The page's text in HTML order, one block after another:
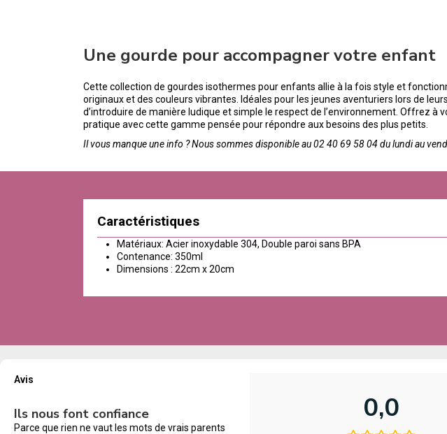
Une gourde pour accompagner votre enfant
Cette collection de gourdes isothermes pour enfants allie à la fois style et
originaux et des couleurs vibrantes. Idéales pour les jeunes aventuriers lors de
d’introduire de manière ludique et simple le respect de l’environnement. Offrez
pratique avec cette gamme pensée pour répondre aux besoins des plus petits.
Il vous manque une info ? Nous sommes disponible au 02 40 69 58 04 du lundi au
Caractéristiques
Matériaux: Acier inoxydable 304, Double paroi sans BPA
Contenance: 350ml
Dimensions : 22cm x 20cm
Avis
Ils nous font confiance
Parce que rien ne vaut les mots de vrais parents
0,0